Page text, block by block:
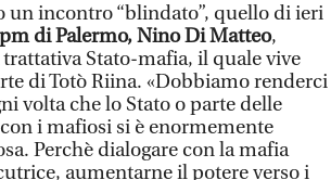
un incontro “blindato”, quello di ieri
pm di Palermo, Nino Di Matteo,
Stato-mafia, il quale vive
di Totò Riina. «Dobbiamo renderci
volta che lo Stato o parte delle
i mafiosi si è enormemente
Perchè dialogare con la mafia
aumentarne il potere verso i